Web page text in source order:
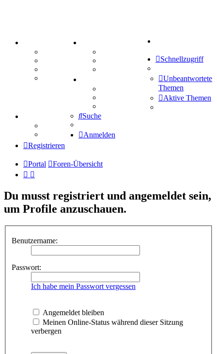
Mastodon
Treffenübersicht
Zitatesammlung
Schiffe versenken
Tipprunde
Comunio
Schnellzugriff
Unbeantwortete
Themen
Aktive Themen
Suche
Anmelden
Registrieren
Portal Foren-Übersicht
Du musst registriert und angemeldet sein,
um Profile anzuschauen.
Benutzername:
Passwort:
Ich habe mein Passwort vergessen
Angemeldet bleiben
Meinen Online-Status während dieser Sitzung
verbergen